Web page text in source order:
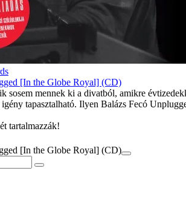
[In the Globe Royal] (CD)
sosem mennek ki a divatból, amikre
tapasztalható. Ilyen Balázs Fecó
tartalmazzák!
[In the Globe Royal] (CD)